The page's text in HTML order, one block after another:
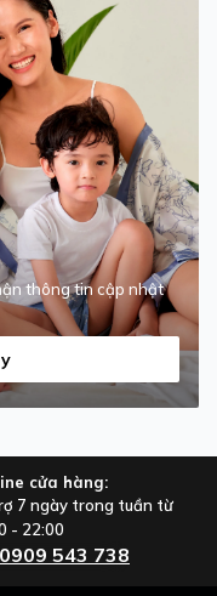
thông tin cập nhật
cửa hàng:
7 ngày trong tuần từ
- 22:00
0909 543 738